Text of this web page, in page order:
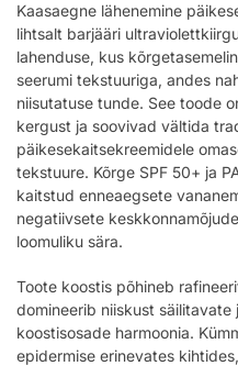
Kaasaegne lähenemine
lihtsalt barjääri
lahenduse, kus
seerumi tekstuuriga, andes
niisutatuse tunde. See toode
kergust ja soovivad vältida
päikesekaitsekreemidele
tekstuure. Kõrge SPF 50+ ja
kaitstud enneaegsete
negatiivsete
loomuliku sära.
Toote koostis põhineb
domineerib niiskust
koostisosade harmoonia.
epidermise erinevates